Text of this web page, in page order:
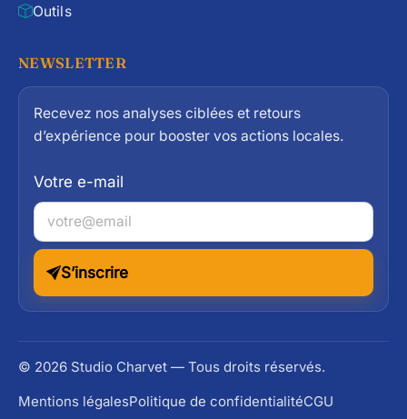
Outils
NEWSLETTER
Recevez nos analyses ciblées et retours
d’expérience pour booster vos actions locales.
Votre e-mail
S’inscrire
© 2026 Studio Charvet — Tous droits réservés.
Mentions légalesPolitique de confidentialitéCGU